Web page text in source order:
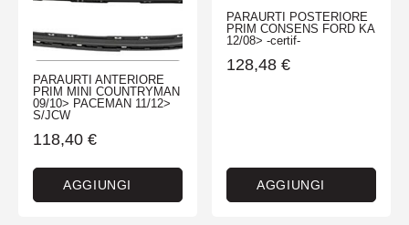
PARAURTI ANTERIORE
PRIM MINI COUNTRYMAN
09/10> PACEMAN 11/12>
S/JCW
118,40 €
AGGIUNGI
PARAURTI POSTERIORE
PRIM CONSENS FORD KA
12/08> -certif-
128,48 €
AGGIUNGI